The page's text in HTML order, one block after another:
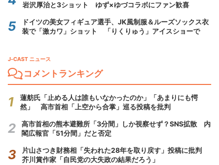
岩沢厚治と3ショット ゆず×ゆづコラボにファン歓喜
ドイツの美女フィギュア選手、JK風制服＆ルーズソックス衣
装で「激カワ」ショット 「りくりゅう」アイスショーで
J-CAST ニュース
コメントランキング
蓮舫氏「止める人は誰もいなかったのか」「あまりにも愕
然」 高市首相「上空から合掌」巡る投稿を批判
高市首相の熊本避難所「3分間」しか視察せず？SNS拡散 内
閣広報官「51分間」だと否定
片山さつき財務相「失われた28年を取り戻す」投稿に批判
芥川賞作家「自民党の大失政の結果だろう」